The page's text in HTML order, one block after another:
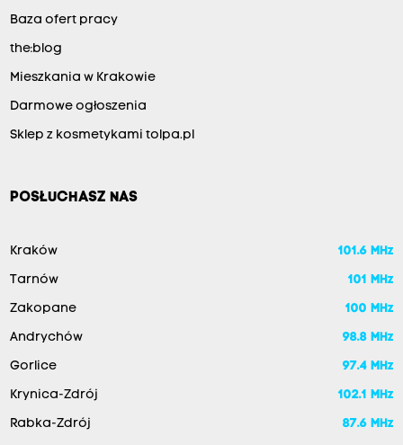
Baza ofert pracy
the:blog
Mieszkania w Krakowie
Darmowe ogłoszenia
Sklep z kosmetykami tolpa.pl
POSŁUCHASZ NAS
Kraków 101.6 MHz
Tarnów 101 MHz
Zakopane 100 MHz
Andrychów 98.8 MHz
Gorlice 97.4 MHz
Krynica-Zdrój 102.1 MHz
Rabka-Zdrój 87.6 MHz